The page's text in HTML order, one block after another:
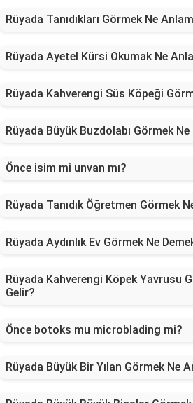
Rüyada Tanıdıkları Görmek Ne
Rüyada Ayetel Kürsi Okumak Ne
Rüyada Kahverengi Süs Köpeği
Rüyada Büyük Buzdolabı Görmek Ne
Önce isim mi unvan mı?
Rüyada Tanıdık Öğretmen Görmek
Rüyada Aydınlık Ev Görmek Ne
Rüyada Kahverengi Köpek Yavrusu
Gelir?
Önce botoks mu microblading mi?
Rüyada Büyük Bir Yılan Görmek Ne